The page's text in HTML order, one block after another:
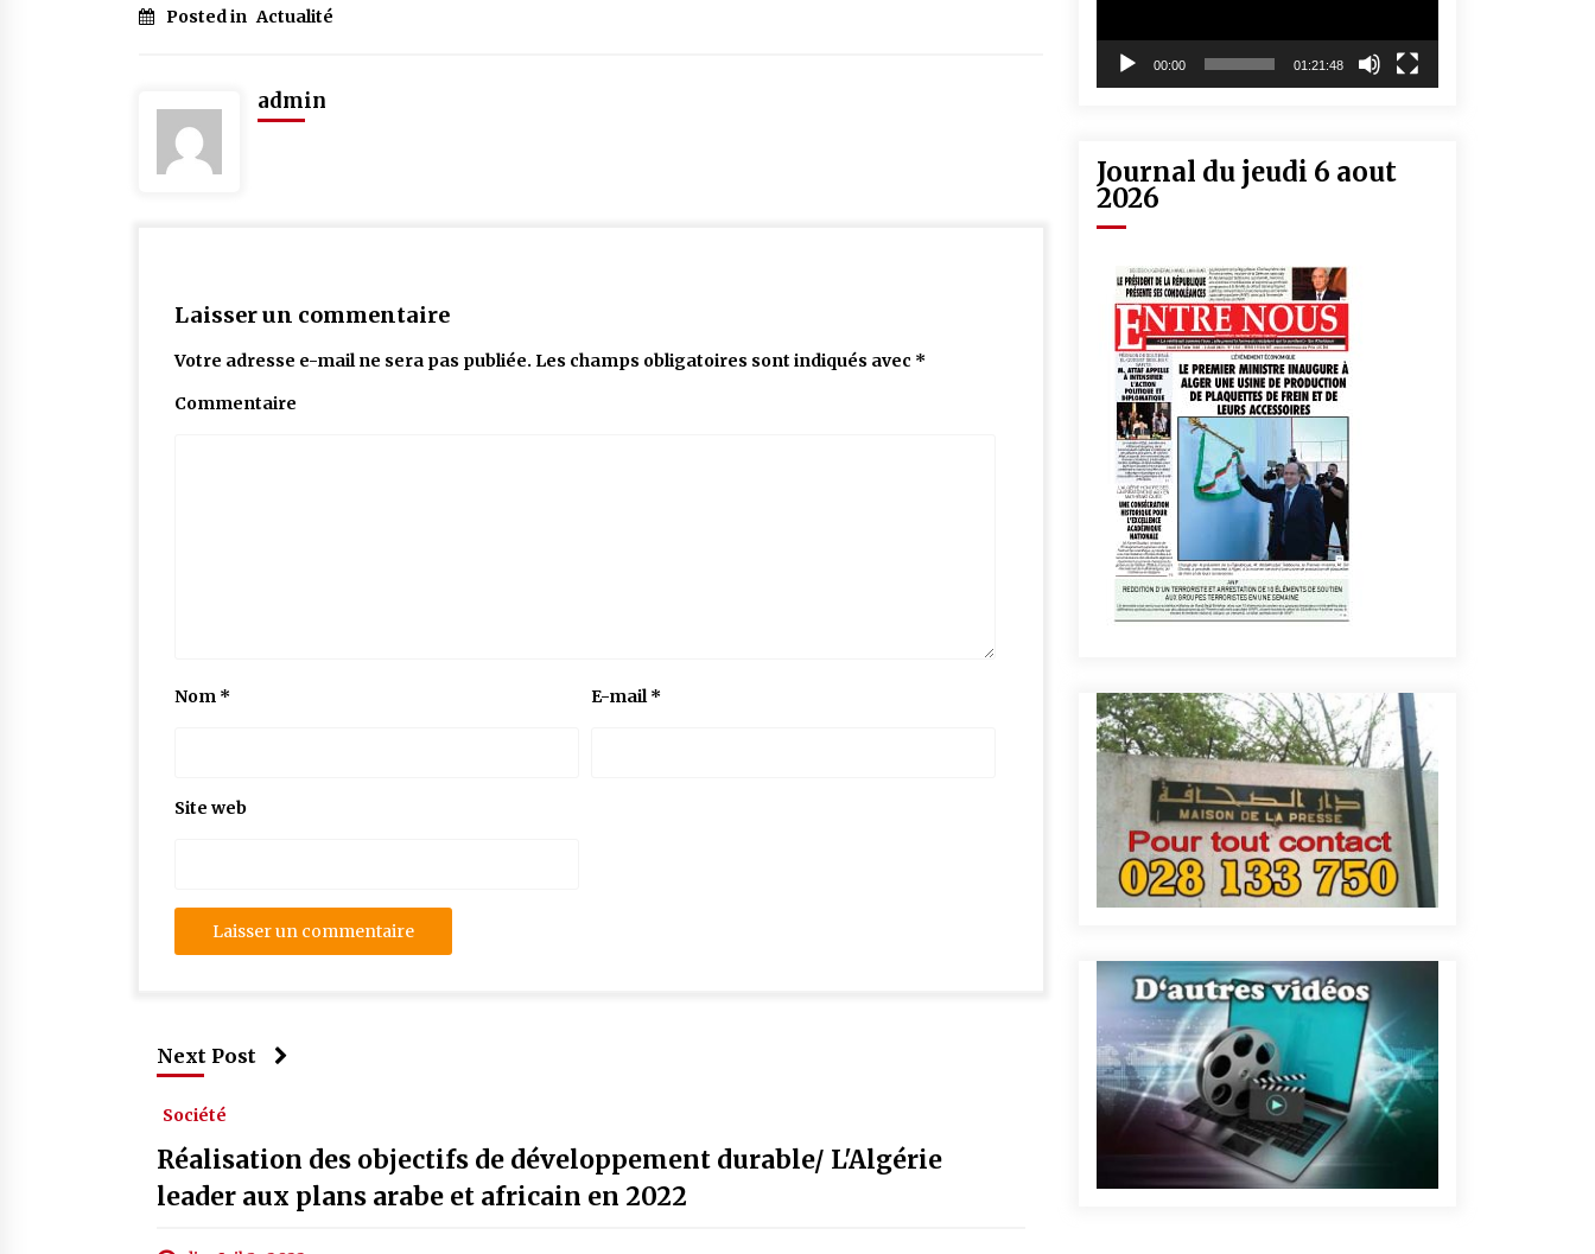
Posted in Actualité
admin
Laisser un commentaire
Votre adresse e-mail ne sera pas publiée. Les champs obligatoires sont indiqués avec *
Commentaire
Nom * E-mail*
Site web
Next Post
Société
Réalisation des objectifs de développement durable/ L'Algérie
leader aux plans arabe et africain en 2022
00:00 01:21:48
Journal du jeudi 6 aout
2026